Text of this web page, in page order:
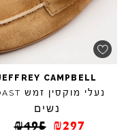
CAMPBELL
נעלי מוקסין זמש
נשים
₪495 ₪297